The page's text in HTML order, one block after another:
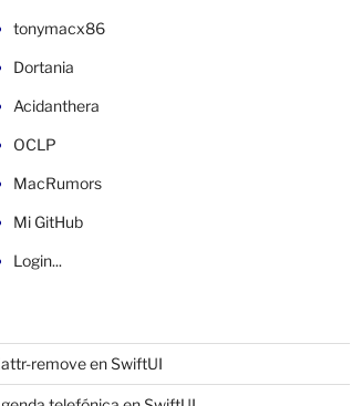
tonymacx86
Dortania
Acidanthera
OCLP
MacRumors
Mi GitHub
Login...
remove en SwiftUI